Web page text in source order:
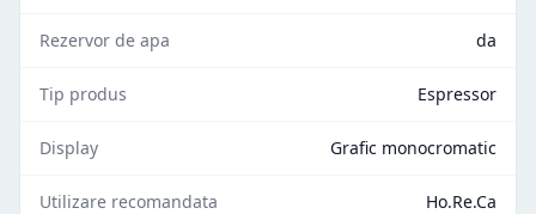
Rezervor de apa da
Tip produs Espressor
Display Grafic monocromatic
Utilizare recomandata Ho.Re.Ca